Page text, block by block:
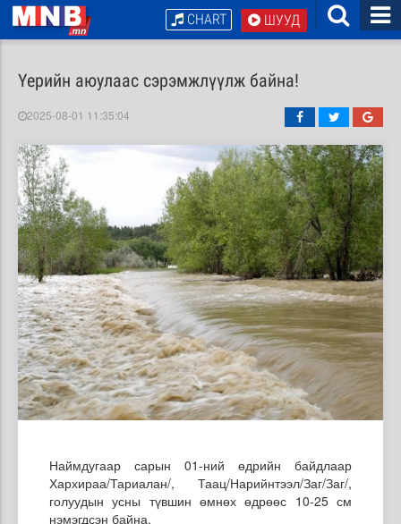
ШУУД
CHART
Үерийн аюулаас сэрэмжлүүлж байна!
2025-08-01 11:35:04
Наймдугаар сарын 01-ний өдрийн байдлаар
Хархираа/Тариалан/, Таац/Нарийнтээл/Заг/Заг/,
голуудын усны түвшин өмнөх өдрөөс 10-25 см
нэмэгдсэн байна.